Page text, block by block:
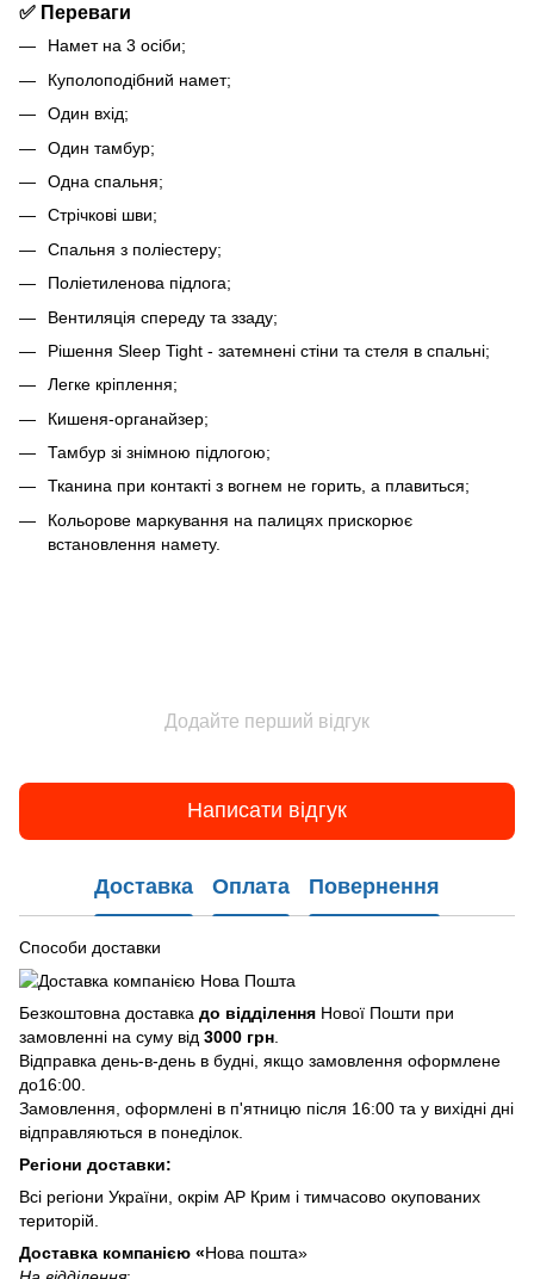
✅ Переваги
Намет на 3 осіби;
Куполоподібний намет;
Один вхід;
Один тамбур;
Одна спальня;
Стрічкові шви;
Спальня з поліестеру;
Поліетиленова підлога;
Вентиляція спереду та ззаду;
Рішення Sleep Tight - затемнені стіни та стеля в спальні;
Легке кріплення;
Кишеня-органайзер;
Тамбур зі знімною підлогою;
Тканина при контакті з вогнем не горить, а плавиться;
Кольорове маркування на палицях прискорює
встановлення намету.
Додайте перший відгук
Написати відгук
Доставка Оплата Повернення
Способи доставки
Безкоштовна доставка до відділення Нової Пошти при
замовленні на суму від 3000 грн
Відправка день-в-день в будні, якщо замовлення оформлене
до16:00.
Замовлення, оформлені в п'ятницю після 16:00 та у вихідні дні
відправляються в понеділок.
Регіони доставки:
Всі регіони України, окрім АР Крим і тимчасово окупованих
територій.
Доставка компанією «Нова пошта»